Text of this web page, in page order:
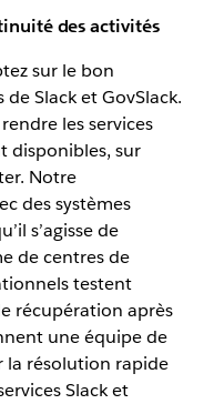
des activités
sur le bon
Slack et GovSlack.
les services
disponibles, sur
Notre
des systèmes
s’agisse de
de centres de
testent
récupération après
une équipe de
la résolution rapide
Slack et